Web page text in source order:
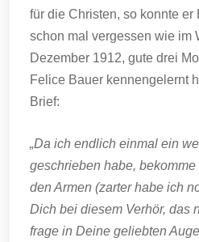
für die Christen, so konnte
schon mal vergessen wie im
Dezember 1912, gute drei
Felice Bauer kennengelernt
Brief:
„Da ich endlich einmal ein
geschrieben habe,
den Armen (zarter habe ich
Dich bei diesem Verhör, das
frage in Deine geliebten